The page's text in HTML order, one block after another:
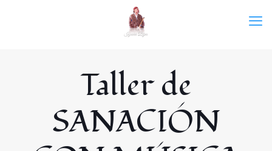
Taller de
SANACIÓN